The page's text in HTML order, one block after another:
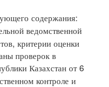
содержания:
ведомственной
критерии оценки
проверок в
Казахстан от 6
контроле и